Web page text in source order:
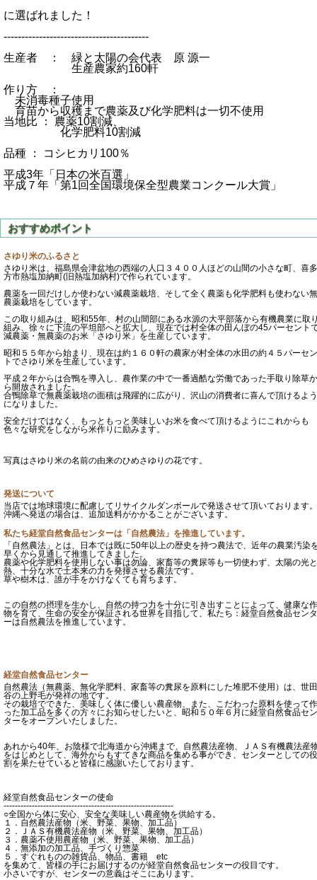
に選ばれました！
-----------------------------------------
生産者 ： 緑と太陽の会代表 原 源一
生産農家約160軒
作り方 ：
未消毒種子使用
育苗から収穫まで農薬及び化学肥料は一切不使用
当地比 ： 農薬10割減、
化学肥料10割減
品種 ： コシヒカリ100％
平成3年「日本の米百選」
平成７年「第1回全国環境保全型農業コンクール大賞」
さゆり米のふるさと
さゆり米は、福島県会津盆地の西端の人口３４００人ほどの山間の小さな町、喜多
方市熱塩加納町(旧熱塩加納村)で作られています。
農薬を一回だけしか使わない減農薬栽培、そして全く農薬も化学肥料も使わない無
農薬栽培をしています。
この取り組みは、昭和55年、村の山間部にある水源の大平部落から有機農業に取
組み、徐々に下流の平坦部へと拡大し、現在では村全体の田んぼの45パーセント
減農薬・無農薬のお米「さゆり米」を生産しています。
昭和５５年から始まり、現在は約１６０軒の農家が村全体の水田の約４５パーセン
トでさゆり米を生産しています。
平成２年からは合鴨を導入し、農作業の中で一番過酷な労働であった手取り除草か
ら開放されました。
合鴨除草で無農薬栽培の面積は飛躍的に広がり、沢山の消費者に喜んで頂けるよう
になりました。
安全だけではなく、もっともっと美味しいお米を食べて頂けるようにこれからも
色々な研究をしながら米作りに励みます。
写真はさゆり米の名前の由来のひめさゆりの花です。
発送について
当店では地球環境に配慮してリサイクルダンボールで発送させて頂いております。
沖縄へ発送の場合は、追加送料がかかることがございます。
私たち経堂自然食品センターは「自然農法」を推進しています。
「自然農法」とは、日本では既に50年以上の歴史を持つ農法で、近年の農業汚染
早くから見通して推進してきました。
農薬や化学肥料を使用しない事は勿論、家畜等の糞尿等も一切使わず、太陽の光と
熱、十分な水で土本来の力を発揮させる農法です。
草や樹木は、誰が手をかけなくても育ちます。
この自然の摂理を生かし、自然の持つ力を十分に引き出すことによって、健康な作
物を育て、生命の安全が保証される世界を目指して、私たち：経堂自然食品センタ
ーは自然農法を推進しています。
経堂自然食品センター
自然農法（無農薬、無化学肥料、家畜等の糞尿を原料にした堆肥不使用）は、世田
谷の上野毛が発祥の地です。
その栽培でできた、美味しく体に優しい農産物、また、こだわった原料を使って作
った加工品を多くの方々にお知らせしたいと、昭和５０年６月に経堂自然食品セン
ターをオープンいたしました。
あれから40年、お陰様で北海道から沖縄まで、自然農法産物、ＪＡＳ有機農法産
をはじめとして、海外からもすてきな商品を集める事ができ、センターとしての役
割を果たせていると皆様に感謝いたしております。
経堂自然食品センターの使命
------------------------------------------------------------
○全国から体に安心、安全な美味しい農産物を供給する。
１．自然農法産物（米、野菜、果物、加工品）
２．ＪＡＳ有機農法産物（米、野菜、果物、加工品）
３．農薬不使用農産物（米、野菜、果物、加工品）
４．無添加の加工品、手づくり惣菜
５．すぐれものの雑貨品、物品、書籍 etc
を集めて、皆様の手にお届けするのが経堂自然食品センターの役目です。
小さいですが、センターの意義はそこにあります。